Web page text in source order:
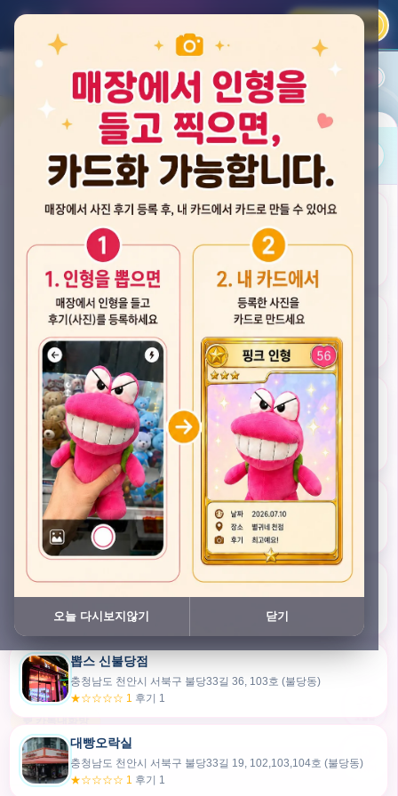
카카오 로그인
평점순 내 주변 즐겨찾기
뽑스 천안 불당점
★★★★☆ 4.2 후기 33
게임플렉스 불당동점
★★★☆☆ 2.5 후기 4
뽑기랜드
★★★★★ 4.7후기 47
픽스팟 불당점
충청남도 천안시 서북구 불당33길 47, 106호 (불당동)
★☆☆☆☆ 1 후기 1
쿠보 신불당점
충청남도 천안시 서북구 불당33길 35, 105호 (불당동)
★★★☆☆ 2.5후기 2
뽑스 신불당점
충청남도 천안시 서북구 불당33길 36, 103호 (불당동)
★☆☆☆☆ 1 후기 1
대빵오락실
충청남도 천안시 서북구 불당33길 19, 102,103,104호 (불당동)
★☆☆☆☆ 1 후기 1
30m
내위치
💬 카톡대화방
오늘 다시보지않기 닫기